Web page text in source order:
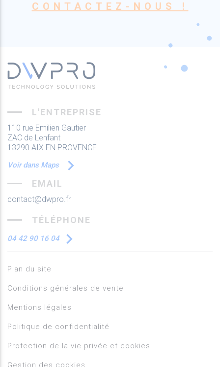
CONTACTEZ-NOUS !
L'ENTREPRISE
110 rue Emilien Gautier
ZAC de Lenfant
13290 AIX EN PROVENCE
Voir dans Maps
EMAIL
contact@dwpro.fr
TÉLÉPHONE
04 42 90 16 04
Plan du site
Conditions générales de vente
Mentions légales
Politique de confidentialité
Protection de la vie privée et cookies
Gestion des cookies